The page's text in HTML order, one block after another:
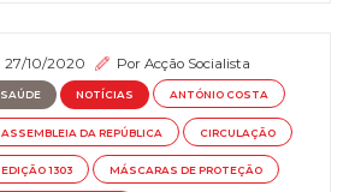
27/10/2020 PorAcção Socialista
SAÚDE NOTÍCIAS ANTÓNIO COSTA
ASSEMBLEIA DA REPÚBLICA CIRCULAÇÃO
EDIÇÃO 1303 MÁSCARAS DE PROTEÇÃO